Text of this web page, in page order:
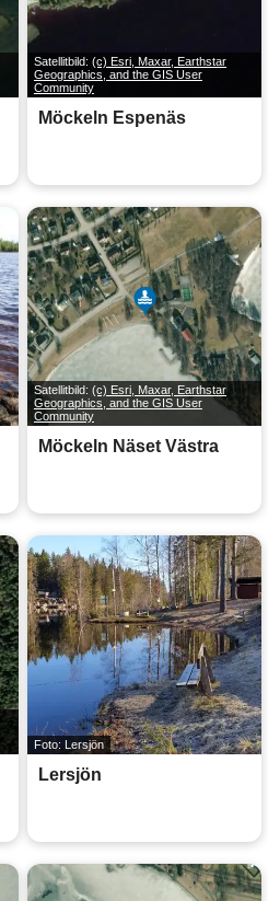
Satellitbild: (c) Esri, Maxar, Earthstar
Geographics, and the GIS User
Community
Möckeln Espenäs
Satellitbild: (c) Esri, Maxar, Earthstar
Geographics, and the GIS User
Community
Möckeln Näset Västra
Foto: Lersjön
Lersjön